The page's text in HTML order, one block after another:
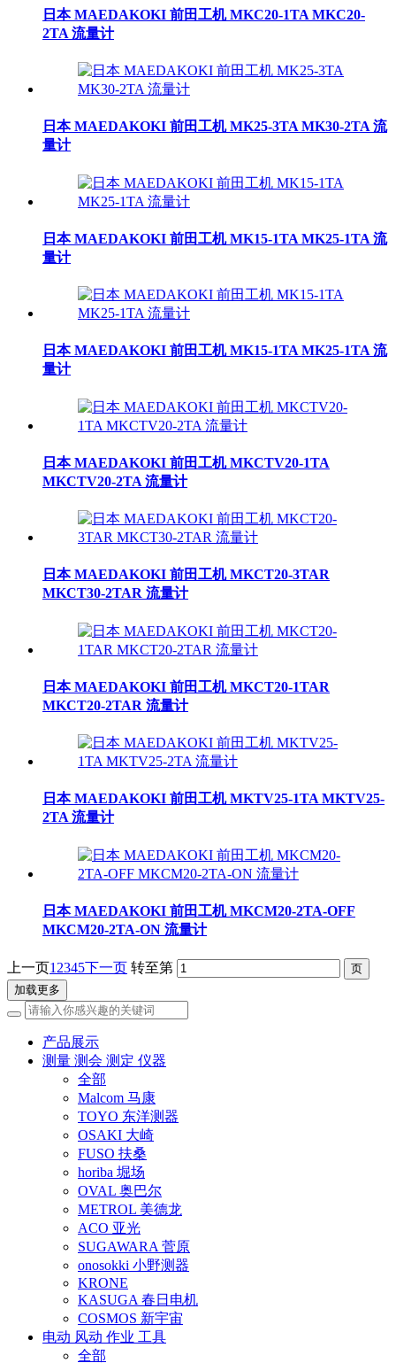
日本 MAEDAKOKI 前田工机 MKC20-1TA MKC20-
2TA 流量计
日本 MAEDAKOKI 前田工机 MK25-3TA MK30-2TA 流
量计
日本 MAEDAKOKI 前田工机 MK15-1TA MK25-1TA 流
量计
日本 MAEDAKOKI 前田工机 MK15-1TA MK25-1TA 流
量计
日本 MAEDAKOKI 前田工机 MKCTV20-1TA
MKCTV20-2TA 流量计
日本 MAEDAKOKI 前田工机 MKCT20-3TAR
MKCT30-2TAR 流量计
日本 MAEDAKOKI 前田工机 MKCT20-1TAR
MKCT20-2TAR 流量计
日本 MAEDAKOKI 前田工机 MKTV25-1TA MKTV25-
2TA 流量计
日本 MAEDAKOKI 前田工机 MKCM20-2TA-OFF
MKCM20-2TA-ON 流量计
上一页1 2345下一页 转至第
加载更多
产品展示
测量 测会 测定 仪器
全部
Malcom 马康
TOYO 东洋测器
OSAKI 大崎
FUSO 扶桑
horiba 堀场
OVAL 奥巴尔
METROL 美德龙
ACO 亚光
SUGAWARA 菅原
onosokki 小野测器
KRONE
KASUGA 春日电机
COSMOS 新宇宙
电动 风动 作业 工具
全部